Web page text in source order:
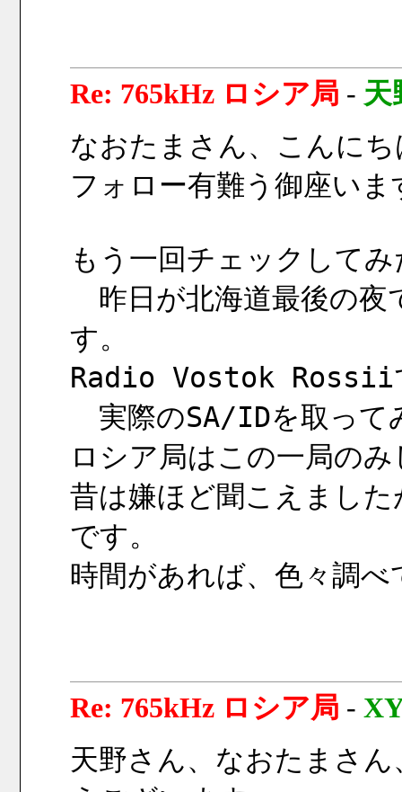
Re: 765kHz ロシア局 - 天
なおたまさん、こんにち
フォロー有難う御座いま
もう一回チェックして
昨日が北海道最後の夜
す。
Radio Vostok Rossii
実際のSA/IDを取って
ロシア局はこの一局の
昔は嫌ほど聞こえまし
です。
時間があれば、色々調
Re: 765kHz ロシア局 -
天野さん、なおたまさ